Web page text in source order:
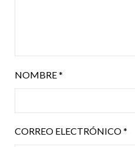
NOMBRE*
CORREO ELECTRÓNICO*